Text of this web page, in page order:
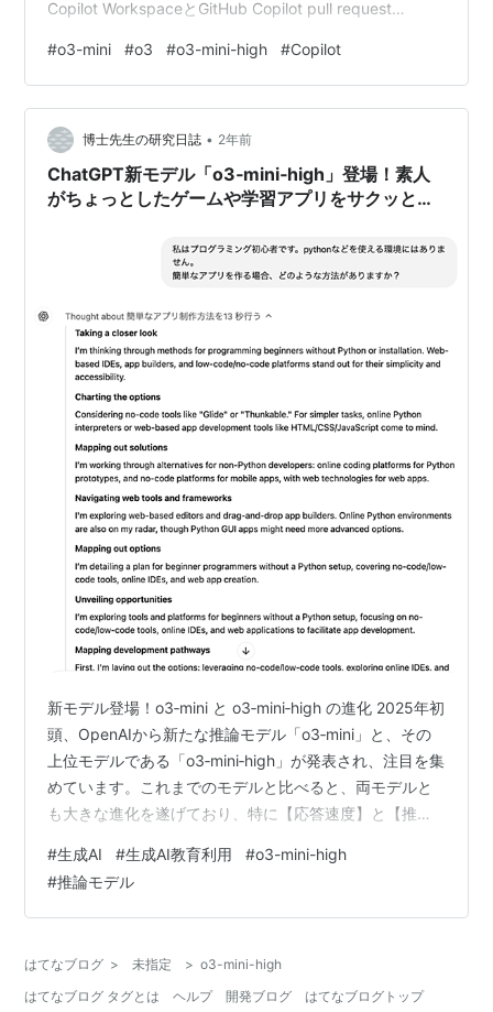
Copilot WorkspaceとGitHub Copilot pull request
Pull Request）を活用しています。 注）Copilot
Workspaceは執筆時点（2025年2月）でpublic preview
です。 先週末にOpen…
#o3-mini #o3 #o3-mini-high #Copilot
博士先生の研究日誌 • 2年前
ChatGPT新モデル「o3‑mini‑high」登場！素人
がちょっとしたゲームや学習アプリをサクッと開
新モデル登場！o3‑mini と o3‑mini‑high の進化 2025年初
頭、OpenAIから新たな推論モデル「o3‑mini」と、その
上位モデルである「o3‑mini‑high」が発表され、注目を集
めています。これまでのモデルと比べると、両モデルと
も大きな進化を遂げており、特に【応答速度】と【推論
と効率の大幅向上 応答速度の飛躍的な改善 従来の
o1‑miniと比べ、o3‑miniは約24%の高速化を実現。入力
後、わずかな待ち時間で回答が返ってくるため、日常の
可能です。 軽量設計でコ…
#生成AI #生成AI教育利用 #o3-mini-high
#推論モデル
はてなブログ > 未指定 > o3-mini-high
はてなブログ タグとは
ヘルプ 開発ブログ はてなブログトップ